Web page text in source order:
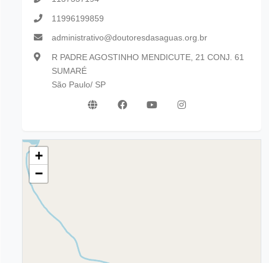
11996199859
administrativo@doutoresdasaguas.org.br
R PADRE AGOSTINHO MENDICUTE, 21 CONJ. 61
SUMARÉ
São Paulo/ SP
+
−